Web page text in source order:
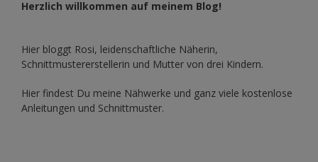
Herzlich willkommen auf meinem Blog!
Hier bloggt Rosi, leidenschaftliche Näherin,
Schnittmustererstellerin und Mutter von drei Kindern.
Hier findest Du meine Nähwerke und ganz viele kostenlose
Anleitungen und Schnittmuster.